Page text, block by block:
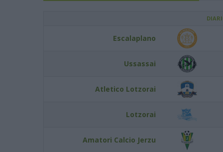
Escalaplano
Ussassai
Atletico Lotzorai
Lotzorai
Amatori Calcio Jerzu